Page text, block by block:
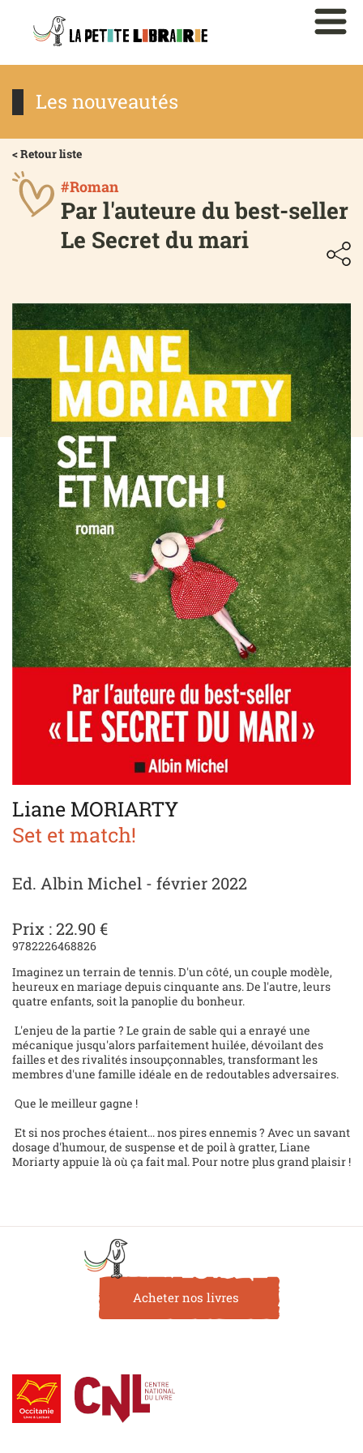
Les nouveautés
< Retour liste
#Roman
Par l'auteure du best-seller
Le Secret du mari
Liane MORIARTY
Set et match!
Ed. Albin Michel - février 2022
Prix : 22.90 €
9782226468826
Imaginez un terrain de tennis. D'un côté, un couple modèle,
heureux en mariage depuis cinquante ans. De l'autre, leurs
quatre enfants, soit la panoplie du bonheur.
L'enjeu de la partie ? Le grain de sable qui a enrayé une
mécanique jusqu'alors parfaitement huilée, dévoilant des
failles et des rivalités insoupçonnables, transformant les
membres d'une famille idéale en de redoutables adversaires.
Que le meilleur gagne !
Et si nos proches étaient... nos pires ennemis ? Avec un savant
dosage d'humour, de suspense et de poil à gratter, Liane
Moriarty appuie là où ça fait mal. Pour notre plus grand plaisir !
Acheter nos livres